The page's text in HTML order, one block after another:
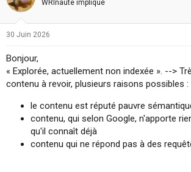
WRInaute impliqué
30 Juin 2026
Bonjour,
« Explorée, actuellement non indexée ». -->
contenu à revoir, plusieurs raisons possibles :
le contenu est réputé pauvre
contenu, qui selon Google, n'apporte
qu'il connaît déjà
contenu qui ne répond pas à des